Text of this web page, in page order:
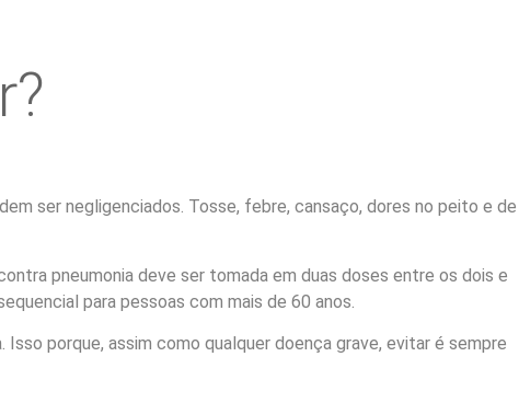
ser negligenciados. Tosse, febre, cansaço, dores no peito e de
pneumonia deve ser tomada em duas doses entre os dois e
para pessoas com mais de 60 anos.
porque, assim como qualquer doença grave, evitar é sempre